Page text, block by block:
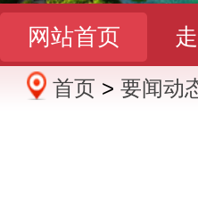
网站首页
办事服务
首页 > 要闻动